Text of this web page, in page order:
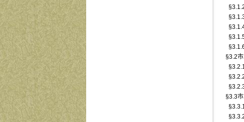
§3.2
§3.3